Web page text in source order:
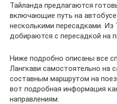
Тайланда предлагаются
включающие путь на
несколькими пересадками. Из
добираются с пересадкой на
Ниже подробно описаны все
Лангкави самостоятельно на
составным маршрутом на
вот подробная информация
направлениям: